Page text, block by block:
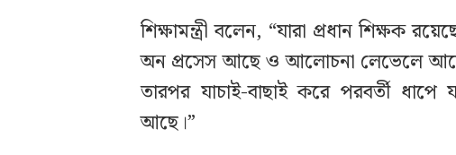
শিক্ষামন্ত্রী বলেন, “যারা প্রধান শিক্ষক
অন প্রসেস আছে ও আলোচনা লেভেলে আছে।
তারপর যাচাই-বাছাই করে পরবর্তী ধাপে
আছে।”